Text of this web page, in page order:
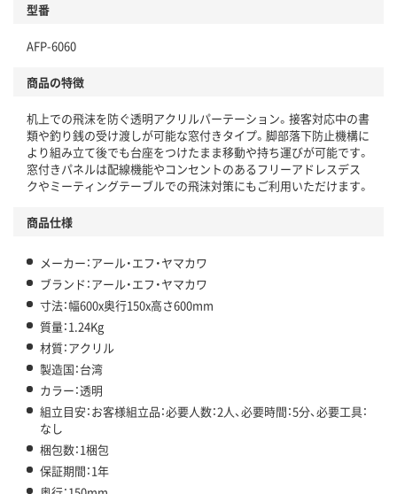
型番
AFP-6060
商品の特徴
机上での飛沫を防ぐ透明アクリルパーテーション。接客対応中の書
類や釣り銭の受け渡しが可能な窓付きタイプ。脚部落下防止機構に
より組み立て後でも台座をつけたまま移動や持ち運びが可能です。
窓付きパネルは配線機能やコンセントのあるフリーアドレスデス
クやミーティングテーブルでの飛沫対策にもご利用いただけます。
商品仕様
メーカー：アール・エフ・ヤマカワ
ブランド：アール・エフ・ヤマカワ
寸法：幅600x奥行150x高さ600mm
質量：1.24Kg
材質：アクリル
製造国：台湾
カラー：透明
組立目安：お客様組立品：必要人数：2人、必要時間：5分、必要工具：
なし
梱包数：1梱包
保証期間：1年